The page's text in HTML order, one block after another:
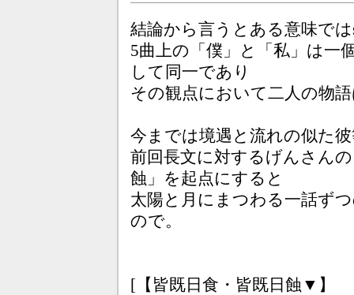
結論から言うとある意味では
5曲上の「僕」と「私」は一
して同一であり
その観点において二人の物
今までは境遇と流れの似た
前回長文に対するげんさん
蝕」を起点にすると
太陽と月にまつわる一話ず
ので。
[【皆既日食・皆既日蝕▼】